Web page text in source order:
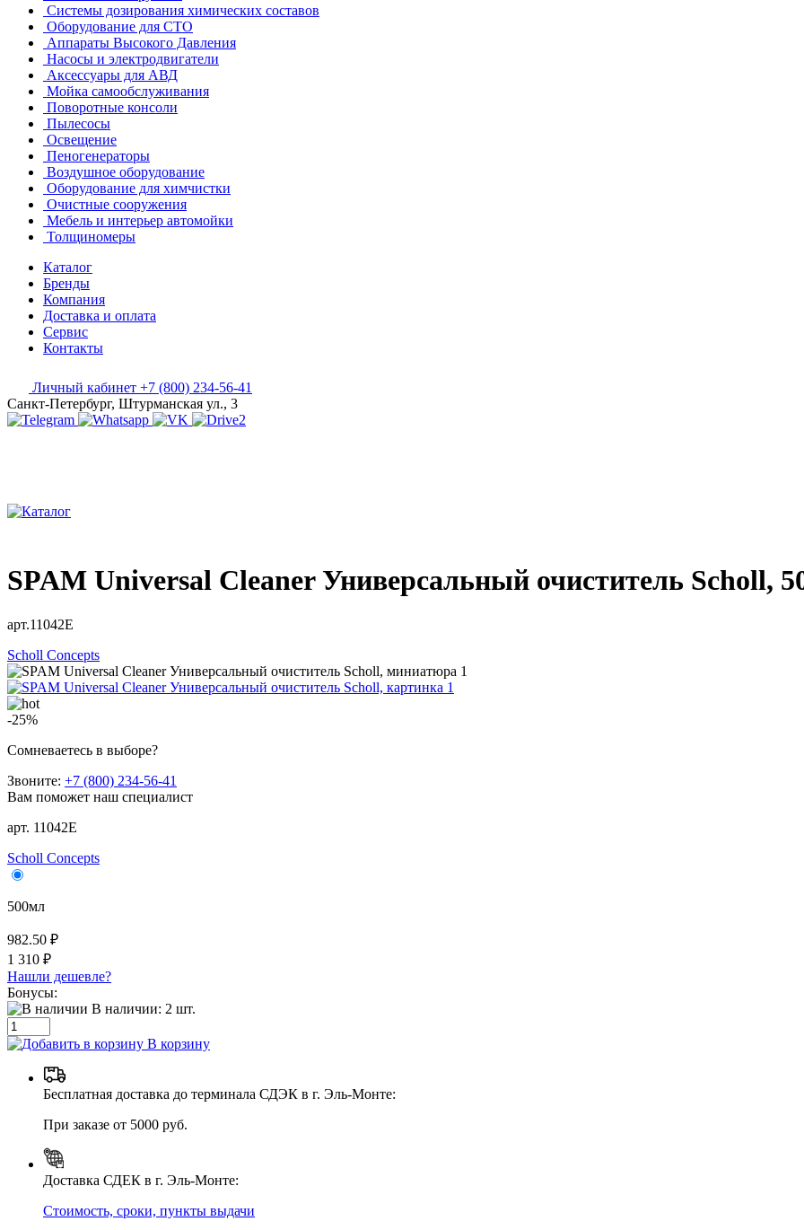
Системы дозирования химических составов
Оборудование для СТО
Аппараты Высокого Давления
Насосы и электродвигатели
Аксессуары для АВД
Мойка самообслуживания
Поворотные консоли
Пылесосы
Освещение
Пеногенераторы
Воздушное оборудование
Оборудование для химчистки
Очистные сооружения
Мебель и интерьер автомойки
Толщиномеры
Каталог
Бренды
Компания
Доставка и оплата
Сервис
Контакты
Личный кабинет +7 (800) 234-56-41
Санкт-Петербург, Штурманская ул., 3
SPAM Universal Cleaner Универсальный очиститель Scholl,
арт.11042E
Scholl Concepts
-25%
Сомневаетесь в выборе?
Звоните: +7 (800) 234-56-41
Вам поможет наш специалист
арт. 11042E
Scholl Concepts
500мл
982.50 ₽
1 310 ₽
Нашли дешевле?
Бонусы:
В наличии: 2 шт.
В корзину
Бесплатная доставка до терминала СДЭК в г. Эль-Монте:
При заказе от 5000 руб.
Доставка СДЕК в г. Эль-Монте:
Стоимость, сроки, пункты выдачи